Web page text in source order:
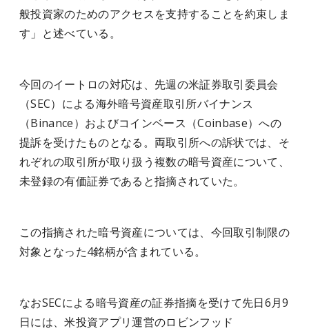
般投資家のためのアクセスを支持することを約束しま
す」と述べている。
今回のイートロの対応は、先週の米証券取引委員会
（SEC）による海外暗号資産取引所バイナンス
（Binance）およびコインベース（Coinbase）への
提訴を受けたものとなる。両取引所への訴状では、そ
れぞれの取引所が取り扱う複数の暗号資産について、
未登録の有価証券であると指摘されていた。
この指摘された暗号資産については、今回取引制限の
対象となった4銘柄が含まれている。
なおSECによる暗号資産の証券指摘を受けて先日6月9
日には、米投資アプリ運営のロビンフッド